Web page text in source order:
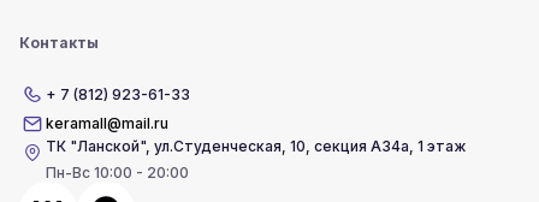
Контакты
+ 7 (812) 923-61-33
keramall@mail.ru
ТК "Ланской",ул.Студенческая, 10, секция А34а, 1 этаж
Пн-Вс 10:00 - 20:00